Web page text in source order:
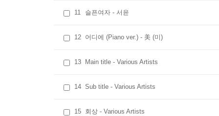
11 슬픈여자 - 서윤
12 어디에 (Piano ver.) - 美 (미)
13 Main title - Various Artists
14 Sub title - Various Artists
15 회상 - Various Artists